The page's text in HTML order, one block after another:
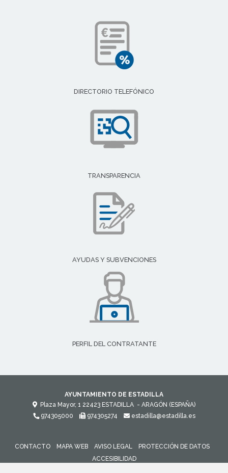
DIRECTORIO TELEFÓNICO
TRANSPARENCIA
AYUDAS Y SUBVENCIONES
PERFIL DEL CONTRATANTE
AYUNTAMIENTO DE ESTADILLA
Plaza Mayor, 1 22423 ESTADILLA - ARAGÓN (ESPAÑA)
974305000
974305274 estadilla@estadilla.es
CONTACTO MAPA WEB AVISO LEGAL
PROTECCIÓN DE DATOS
ACCESIBILIDAD